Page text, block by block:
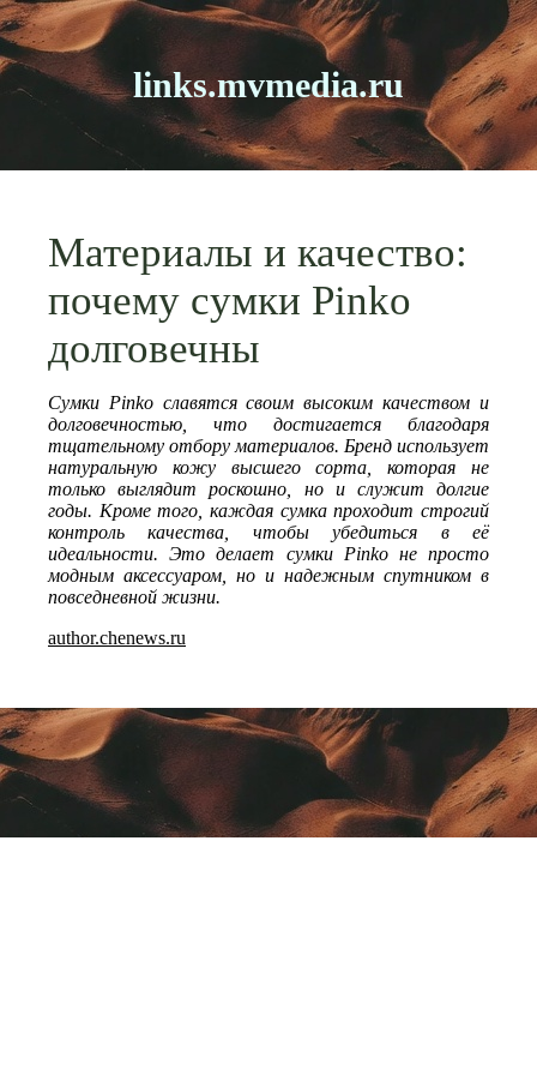
links.mvmedia.ru
Материалы и качество:
почему сумки Pinko
долговечны
Сумки Pinko славятся своим высоким качеством и
долговечностью, что достигается благодаря
тщательному отбору материалов. Бренд использует
натуральную кожу высшего сорта, которая не
только выглядит роскошно, но и служит долгие
годы. Кроме того, каждая сумка проходит строгий
контроль качества, чтобы убедиться в её
идеальности. Это делает сумки Pinko не просто
модным аксессуаром, но и надежным спутником в
повседневной жизни.
author.chenews.ru